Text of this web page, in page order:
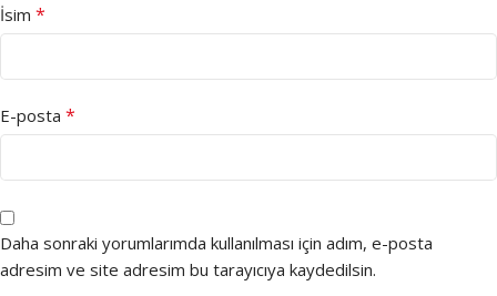
İsim *
E-posta *
Daha sonraki yorumlarımda kullanılması için adım, e-posta
adresim ve site adresim bu tarayıcıya kaydedilsin.